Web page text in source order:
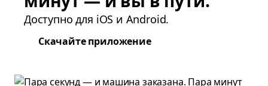
Доступно для iOS и Android.
Скачайте приложение